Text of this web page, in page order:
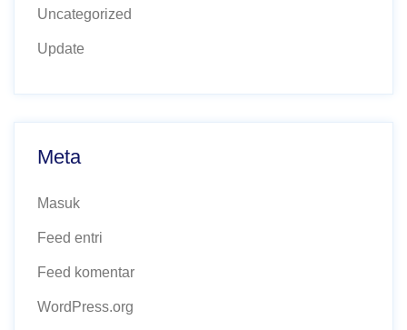
Uncategorized
Update
Meta
Masuk
Feed entri
Feed komentar
WordPress.org